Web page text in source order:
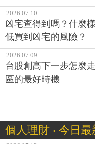
2026.07.10
凶宅查得到嗎？什麼
低買到凶宅的風險？
2026.07.09
台股創高下一步怎麼
區的最好時機
個人理財 ‧ 今日最